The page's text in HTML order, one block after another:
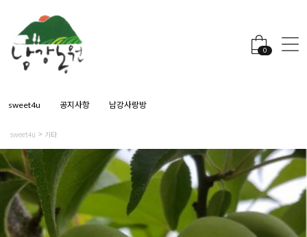
0
sweet4u 공지사항 남강사랑방
sweet4u 기타